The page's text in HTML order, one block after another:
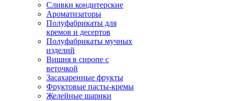
Сливки кондитерские
Ароматизаторы
Полуфабрикаты для
кремов и десертов
Полуфабрикаты мучных
изделий
Вишня в сиропе с
веточкой
Засахаренные фрукты
Фруктовые пасты-кремы
Желейные шарики